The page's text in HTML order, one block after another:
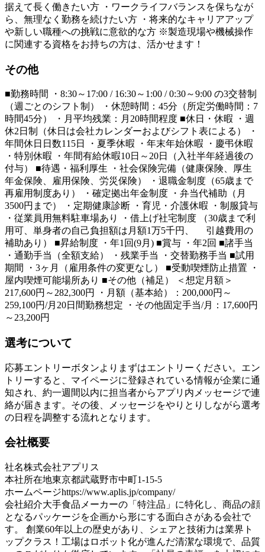
据えて長く働きたい方 ・ワークライフバランスを保ちなが
ら、無理なく勤務を続けたい方 ・将来的なキャリアアップ
や新しい職種への挑戦に意欲的な方 ※製造現場や機械操作
に関連する資格をお持ちの方は、活かせます！
その他
■勤務時間 ・8:30～17:00 / 16:30～1:00 / 0:30～9:00 の3交替制
（週ごとのシフト制） ・休憩時間：45分（所定労働時間：7
時間45分） ・月平均残業：月20時間程度 ■休日・休暇 ・週
休2日制（休日は会社カレンダーおよびシフト表による） ・
年間休日日数115日 ・夏季休暇 ・年末年始休暇 ・慶弔休暇
・特別休暇 ・年間有給休暇10日～20日（入社半年経過後の
付与） ■待遇・福利厚生 ・社会保険完備（健康保険、厚生
年金保険、雇用保険、労災保険） ・退職金制度（65歳まで
再雇用制度あり） ・確定拠出年金制度 ・弁当代補助（月
3500円まで） ・定期健康診断 ・育児・介護休暇 ・制服貸与
・従業員用無料駐車場あり ・借上げ社宅制度 （30歳まで利
用可、単身者の自己負担額は月額1万5千円、 引越費用の
補助あり） ■昇給制度 ・年1回(9月) ■賞与 ・年2回 ■諸手当
・通勤手当（全額支給） ・残業手当 ・交替勤務手当 ■試用
期間 ・3ヶ月（雇用条件の変更なし） ■受動喫煙防止措置 ・
屋内喫煙可能場所あり ■その他（補足） ＜想定月額＞
217,600円～282,300円 ・月額（基本給）：200,000円～
259,100円/月20日間勤務想定 ・その他固定手当/月：17,600円
～23,200円
選考について
応募エントリーボタンよりまずはエントリーください。エン
トリーすると、マイページに登録されている情報が企業に通
知され、約一週間以内に担当者からアプリ内メッセージで連
絡が届きます。その後、メッセージをやりとりしながら選考
の日程を調整する流れとなります。
会社概要
社名株式会社アプリス
本社所在地東京都武蔵野市中町1-15-5
ホームページhttps://www.aplis.jp/company/
会社紹介大手食品メーカーの「特注品」に特化し、商品の顔
となるパッケージを企画から形にする面白さがある会社で
す。 創業60年以上の歴史があり、シェアと技術力は業界ト
ップクラス！工場はロボット化が進んだ清潔な環境で、品質